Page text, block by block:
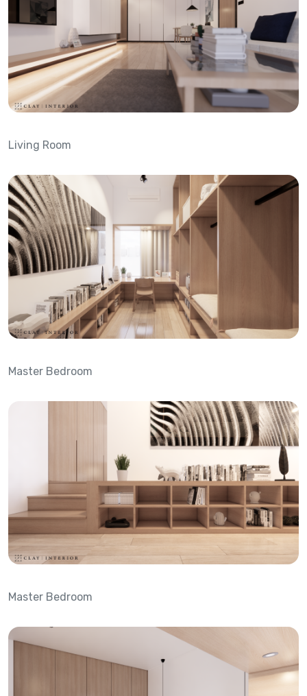
Living Room
Master Bedroom
Master Bedroom